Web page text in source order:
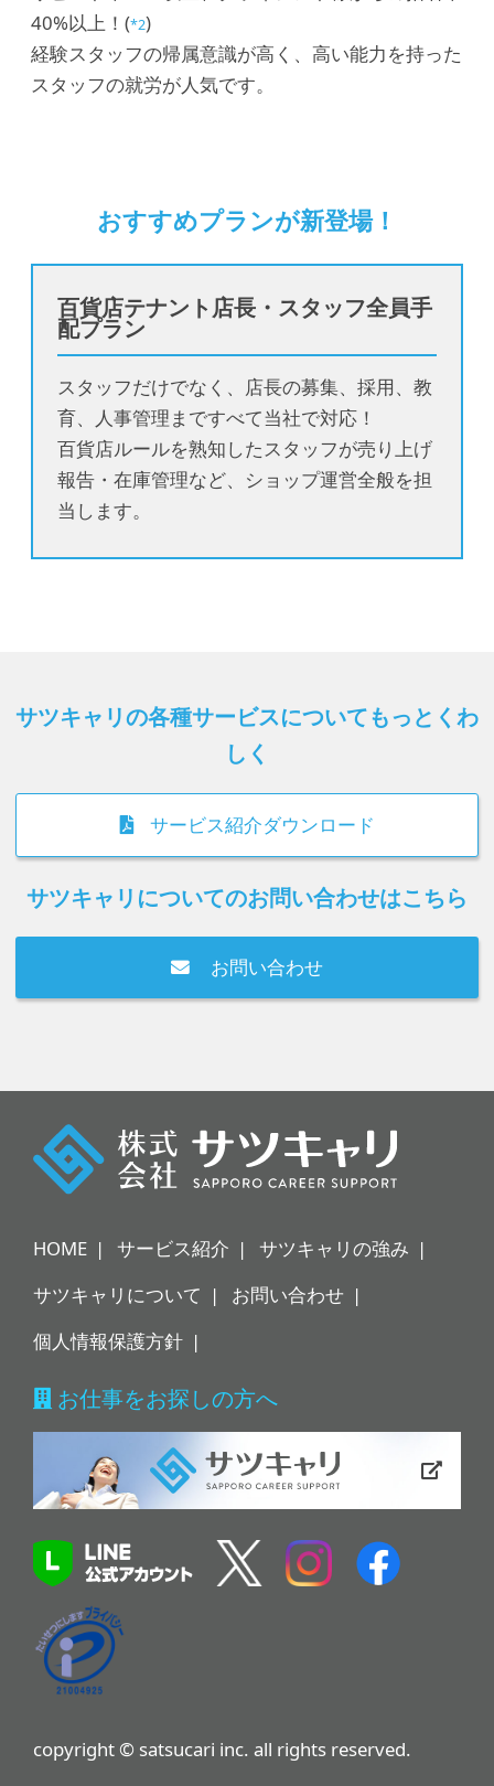
40%以上！(*2)
経験スタッフの帰属意識が高く、高い能力を持った
スタッフの就労が人気です。
おすすめプランが新登場！
百貨店テナント店長・スタッフ全員手
配プラン
スタッフだけでなく、店長の募集、採用、教
育、人事管理まですべて当社で対応！
百貨店ルールを熟知したスタッフが売り上げ
報告・在庫管理など、ショップ運営全般を担
当します。
サツキャリの各種サービスについてもっとくわ
しく
サービス紹介ダウンロード
サツキャリについてのお問い合わせはこちら
お問い合わせ
HOME サービス紹介
サツキャリの強み
サツキャリについて
お問い合わせ
個人情報保護方針
お仕事をお探しの方へ
copyright © satsucari inc. all rights reserved.